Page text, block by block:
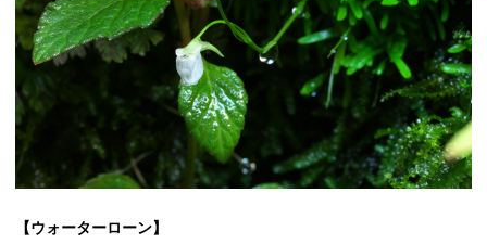
【ウォーターローン】